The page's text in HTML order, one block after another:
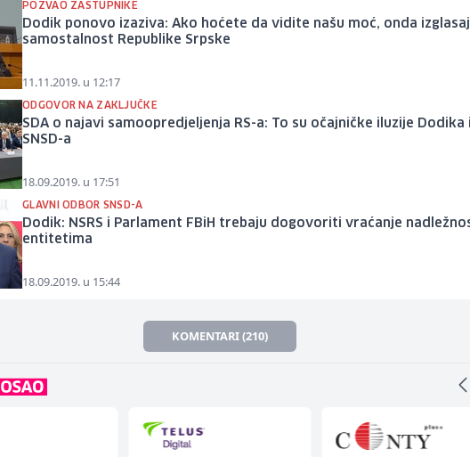
POZVAO ZASTUPNIKE
Dodik ponovo izaziva: Ako hoćete da vidite našu moć, onda
samostalnost Republike Srpske
11.11.2019. u 12:17
ODGOVOR NA ZAKLJUČKE
SDA o najavi samoopredjeljenja RS-a: To su očajničke iluzije Dodika i
SNSD-a
18.09.2019. u 17:51
GLAVNI ODBOR SNSD-A
Dodik: NSRS i Parlament FBiH trebaju dogovoriti vraćanje
entitetima
18.09.2019. u 15:44
KOMENTARI (210)